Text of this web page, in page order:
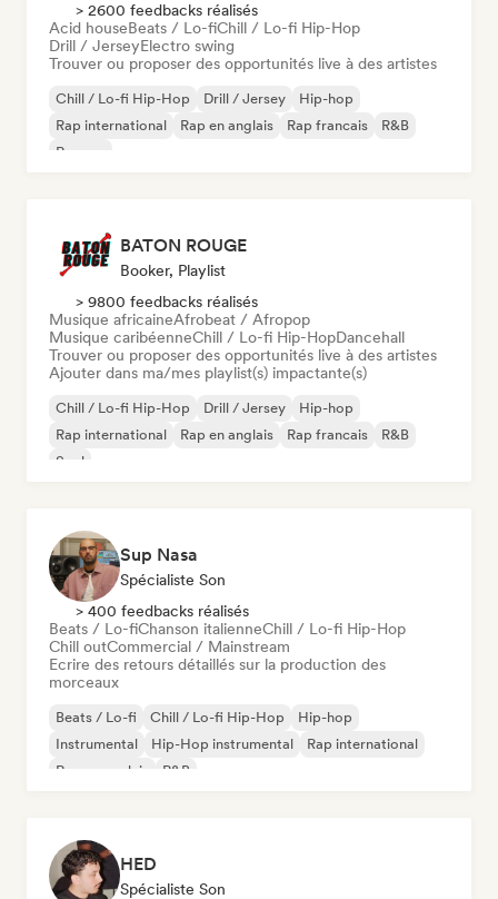
> 2600 feedbacks réalisés
Acid houseBeats / Lo-fiChill / Lo-fi Hip-Hop
Drill / JerseyElectro swing
Trouver ou proposer des opportunités live à des artistes
Chill / Lo-fi Hip-Hop Drill / Jersey
Hip-hop
Rap international
Rap en anglais Rap francais
R&B
Reggae
BATON ROUGE
Booker, Playlist
> 9800 feedbacks réalisés
Musique africaineAfrobeat / Afropop
Musique caribéenneChill / Lo-fi Hip-HopDancehall
Trouver ou proposer des opportunités live à des artistes
Ajouter dans ma/mes playlist(s) impactante(s)
Chill / Lo-fi Hip-Hop Drill / Jersey
Hip-hop
Rap international
Rap en anglais Rap francais
R&B
Soul
Sup Nasa
Spécialiste Son
> 400 feedbacks réalisés
Beats / Lo-fiChanson italienneChill / Lo-fi Hip-Hop
Chill outCommercial / Mainstream
Ecrire des retours détaillés sur la production des
morceaux
Beats / Lo-fi Chill / Lo-fi Hip-Hop
Hip-hop
Instrumental
Hip-Hop instrumental
Rap international
Rap en anglais
R&B
HED
Spécialiste Son